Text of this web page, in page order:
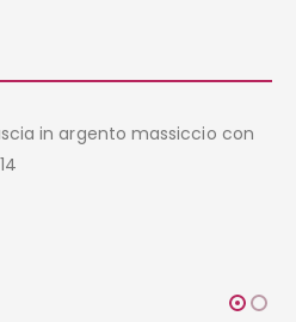
in argento massiccio con